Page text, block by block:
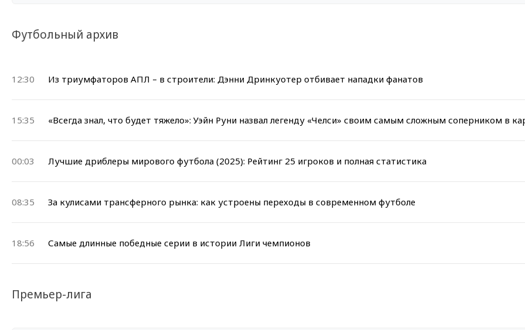
Футбольный архив
12:30 Из триумфаторов АПЛ – в строители: Дэнни Дринкуотер отбивает нападки фанатов
15:35 «Всегда знал, что будет тяжело»: Уэйн Руни назвал легенду «Челси» своим самым сложным соперником в
00:03 Лучшие дриблеры мирового футбола (2025): Рейтинг 25 игроков и полная статистика
08:35 За кулисами трансферного рынка: как устроены переходы в современном футболе
18:56 Самые длинные победные серии в истории Лиги чемпионов
Премьер-лига